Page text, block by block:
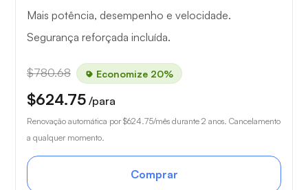
Mais potência, desempenho e velocidade.
Segurança reforçada incluída.
$780.68 Economize 20%
$624.75 /para
Renovação automática por $624.75/mês durante 2 anos. Cancelamento
a qualquer momento.
Comprar